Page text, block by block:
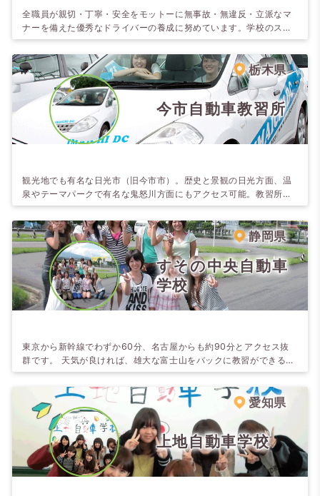
全職員が親切・丁寧・安全をモットーに無事故・無違反・立派なマ
ナーを備えた優秀なドライバーの養成に努めています。学校のスタ
ッフもホテルのスタッフも、皆様の快適を重視。ホテルの料理長が
コスト度外視で腕を振るう夕食も好評ですよ。 ホテル周辺施設充
実！スーパー、銀行等徒歩1～2 分です。
栃木県
今市自動車教習所
観光地でも有名な日光市（旧今市市）。歴史と景観の日光方面、温
泉やテーマパークで有名な鬼怒川方面にもアクセス可能。教習所近
くにはショッピングモールやたくさんのお店があり生活便利です。
コンビニ・スーパー・ドラッグ・飲食はもちろん、家電・100 均な
ども。 ◎広いコースで早い上達。親切・丁寧はもちろんのこと、職
員一同アットホームな雰囲気で教習生の一生無事故を目指し指導し
ます。
静岡県
すその中央自動車
学校
東京から新幹線でわずか60分、名古屋からも約90分とアクセス抜
群です。 天気が良ければ、雄大な富士山をバックに教習ができるの
も魅力♪ 空き時間には少し足を延ばして思いっきり合宿生活を楽し
んじゃお！ 最寄りの裾野駅から20分程の御殿場駅からは「御殿場
プレミアムアウトレット」へのシャトルバスがあります。 また6分
の岩波駅からは「時之栖」へのシャトルバスがありますよ。
愛知県
上地自動車学校